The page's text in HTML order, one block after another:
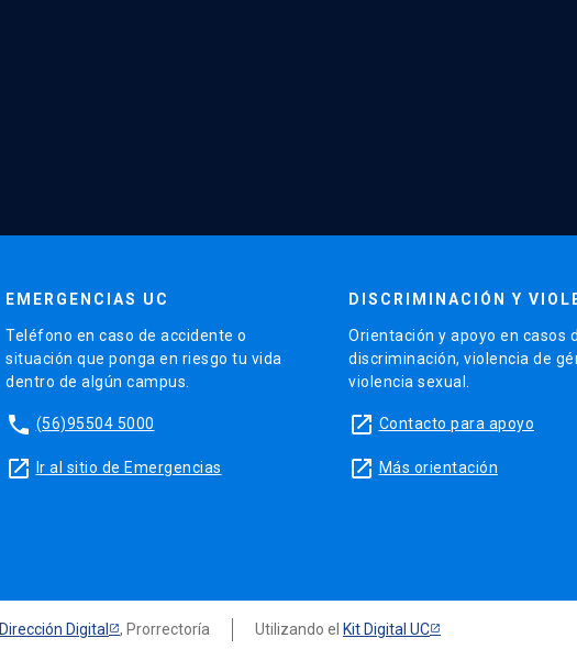
EMERGENCIAS UC
Teléfono en caso de accidente o
situación que ponga en riesgo tu vida
dentro de algún campus.
phone (56)95504 5000
launch Ir al sitio de Emergencias
DISCRIMINACIÓN Y
Orientación y apoyo en casos
discriminación, violencia de
violencia sexual.
launch Contacto para apoyo
launch Más orientación
Dirección Digital , Prorrectoría Utilizando el Kit Digital UC